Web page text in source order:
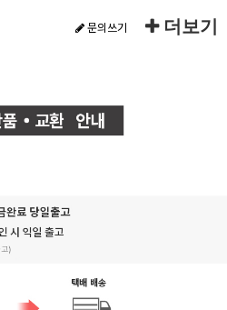
문의쓰기 더보기